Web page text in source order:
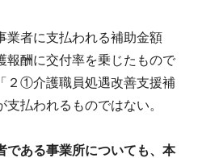
者に支払われる補助金額
報酬に交付率を乗じたもので
２①介護職員処遇改善支援補
払われるものではない。
ある事業所についても、本